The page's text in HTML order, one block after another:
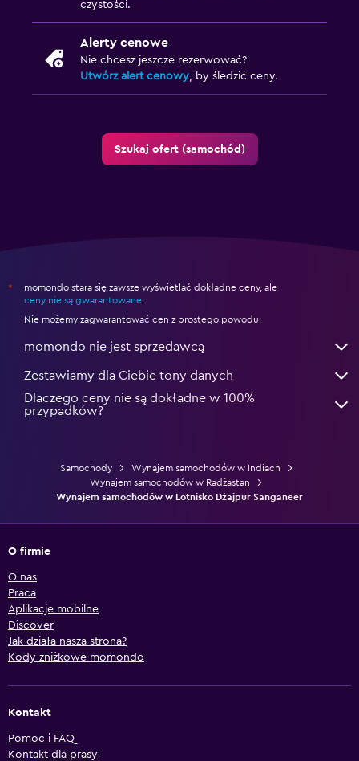
czystości.
Alerty cenowe
Nie chcesz jeszcze rezerwować?
Utwórz alert cenowy, by śledzić ceny.
Szukaj ofert (samochód)
*
momondo stara się zawsze wyświetlać dokładne ceny, ale
ceny nie są gwarantowane.
Nie możemy zagwarantować cen z prostego powodu:
momondo nie jest sprzedawcą
Zestawiamy dla Ciebie tony danych
Dlaczego ceny nie są dokładne w 100%
przypadków?
Samochody
Wynajem samochodów w Indiach
Wynajem samochodów w Radżastan
Wynajem samochodów w Lotnisko Dżajpur Sanganeer
O firmie
O nas
Praca
Aplikacje mobilne
Discover
Jak działa nasza strona?
Kody zniżkowe momondo
Kontakt
Pomoc i FAQ
Kontakt dla prasy